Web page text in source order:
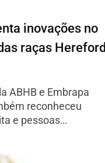
inovações no
raças Hereford
e Embrapa
reconheceu
e pessoas…